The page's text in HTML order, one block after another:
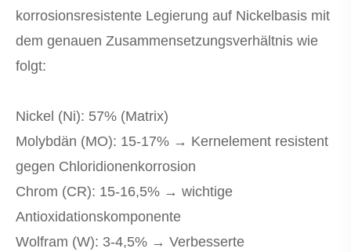
korrosionsresistente Legierung auf Nickelbasis mit
dem genauen Zusammensetzungsverhältnis wie
folgt:
Nickel (Ni): 57% (Matrix)
Molybdän (MO): 15-17% → Kernelement resistent
gegen Chloridionenkorrosion
Chrom (CR): 15-16,5% → wichtige
Antioxidationskomponente
Wolfram (W): 3-4,5% → Verbesserte